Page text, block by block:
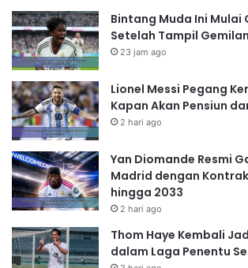
Bintang Muda Ini Mulai
Setelah Tampil
23 jam ago
Lionel Messi Pegang
Kapan Akan Pensiun
2 hari ago
Yan Diomande Resmi
Madrid dengan
hingga 2033
2 hari ago
Thom Haye Kembali
dalam Laga Penentu